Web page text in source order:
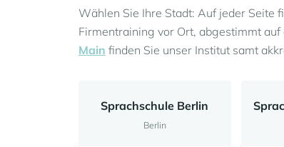
Wählen Sie Ihre Stadt: Auf jeder Seite
Firmentraining vor Ort, abgestimmt
Main finden Sie unser Institut samt
Sprachschule Berlin
Berlin